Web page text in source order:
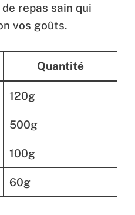
repas sain qui
vos goûts.
Quantité
120g
500g
100g
60g